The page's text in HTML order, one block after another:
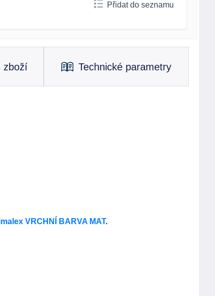
Přidat do seznamu
zboží Technické parametry
VRCHNÍ BARVA MAT.